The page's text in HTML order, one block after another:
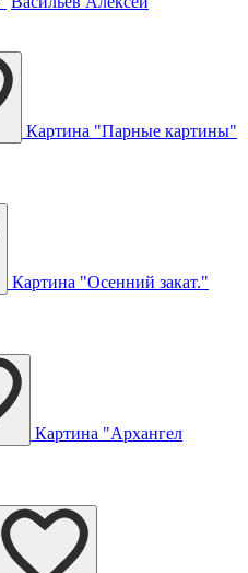
Картина "Парные картины"
Картина "Осенний закат."
Картина "Архангел